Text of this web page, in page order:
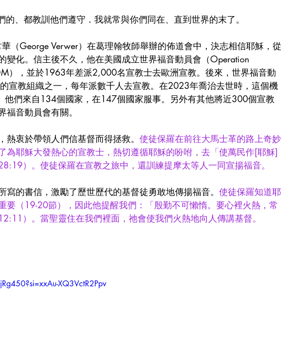
的、都教訓他們遵守．我就常與你們同在、直到世界的末了。
（George Verwer）在葛理翰牧師舉辦的佈道會中，決志相信耶穌，從
變化。信主後不久，他在美國成立世界福音動員會（Operation
），並於1963年差派2,000名宣教士去歐洲宣教。後來，世界福音動
宣教組織之一，每年派數千人去宣教。在2023年喬治去世時，這個機
們來自134個國家，在147個國家服事。另外有其他將近300個宣教
福音動員會有關。
熱衷於帶領人們信基督而得拯救。 使徒保羅在前往大馬士革的路上奇妙
為耶穌大發熱心的宣教士，熱切遵循耶穌的吩咐，去「使萬民作[耶穌]
）。使徒保羅在宣教之旅中，還訓練提摩太等人一同宣揚福音。
寫的書信，激勵了歷世歷代的基督徒勇敢地傳揚福音。 使徒保羅知道耶
要（19-20節），因此他提醒我們：「殷勤不可懶惰。要心裡火熱，常
）。當聖靈住在我們裡面，祂會使我們火熱地向人傳講基督。
XQ3VctR2Ppv